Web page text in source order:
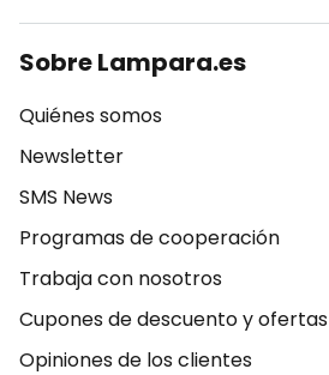
Sobre Lampara.es
Quiénes somos
Newsletter
SMS News
Programas de cooperación
Trabaja con nosotros
Cupones de descuento y ofertas
Opiniones de los clientes